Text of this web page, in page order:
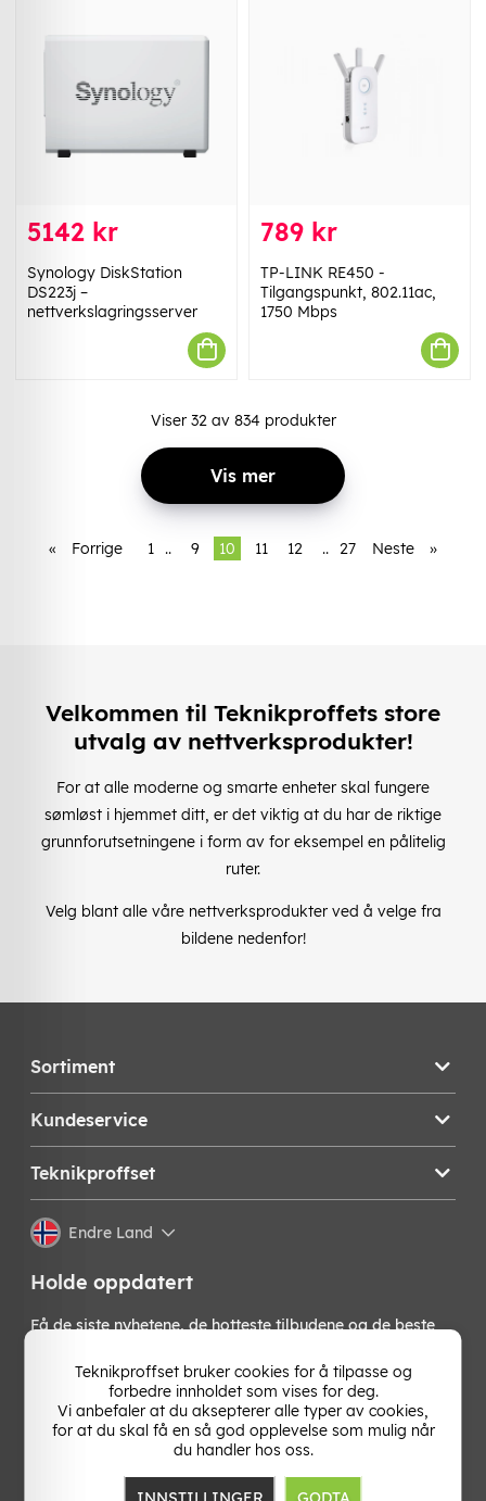
5142 kr
Synology DiskStation
DS223j –
nettverkslagringsserver
789 kr
TP-LINK RE450 -
Tilgangspunkt, 802.11ac,
1750 Mbps
Viser 32av 834 produkter
Vis mer
« Forrige 1 .. 9 10 11 12 .. 27 Neste »
Velkommen til Teknikproffets store
utvalg av nettverksprodukter!
For at alle moderne og smarte enheter skal fungere
sømløst i hjemmet ditt, er det viktig at du har de riktige
grunnforutsetningene i form av for eksempel en pålitelig
ruter.
Velg blant alle våre nettverksprodukter ved å velge fra
bildene nedenfor!
Sortiment
Kundeservice
Teknikproffset
Endre Land
Holde oppdatert
Få de siste nyhetene, de hotteste tilbudene og de beste
nyhetsbrev!
OK
Teknikproffset bruker cookies for å tilpasse og
forbedre innholdet som vises for deg.
Vi anbefaler at du aksepterer alle typer av cookies,
for at du skal få en så god opplevelse som mulig når
du handler hos oss.